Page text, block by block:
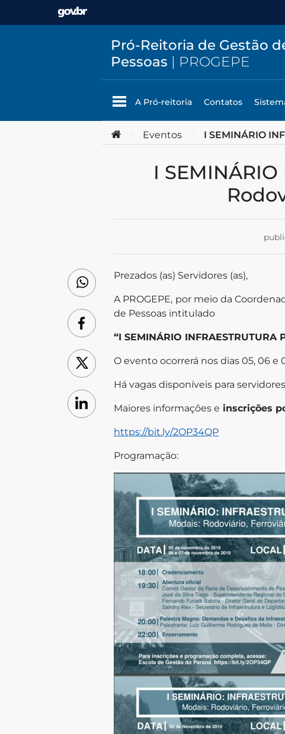
Ir para o conteúdo
Pró-Reitoria de Gestão
Pessoas | PROGEPE
A Pró-reitoria Contatos
Você está aqui:
Eventos I SEMINÁRIO
I SEMINÁRIO INFRAESTRUTURA PARANÁ – Modais:
Prezados (as) Servidores (as),
A PROGEPE, por meio da
de Pessoas intitulado
“I SEMINÁRIO
O evento ocorrerá nos dias 05, 06 e
Há vagas disponíveis para
Maiores informações e inscrições
https://bit.ly/2OP34QP
Programação:
WhatsApp
Facebook
X
Linkedin